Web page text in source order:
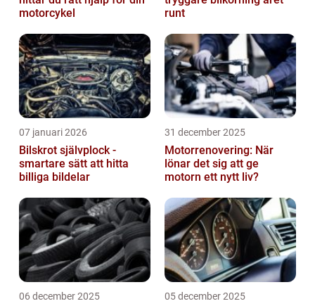
motorcykel
runt
07 januari 2026
Bilskrot självplock -
smartare sätt att hitta
billiga bildelar
31 december 2025
Motorrenovering: När
lönar det sig att ge
motorn ett nytt liv?
06 december 2025 05 december 2025